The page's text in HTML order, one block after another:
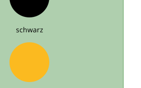
schwarz